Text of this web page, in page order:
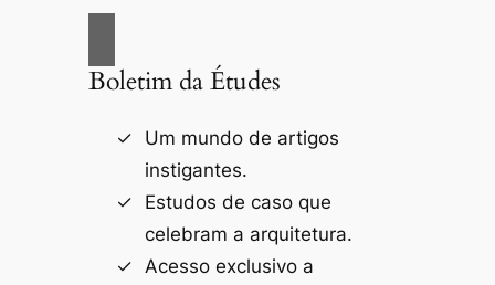
Boletim da Études
Um mundo de artigos
instigantes.
Estudos de caso que
celebram a arquitetura.
Acesso exclusivo a